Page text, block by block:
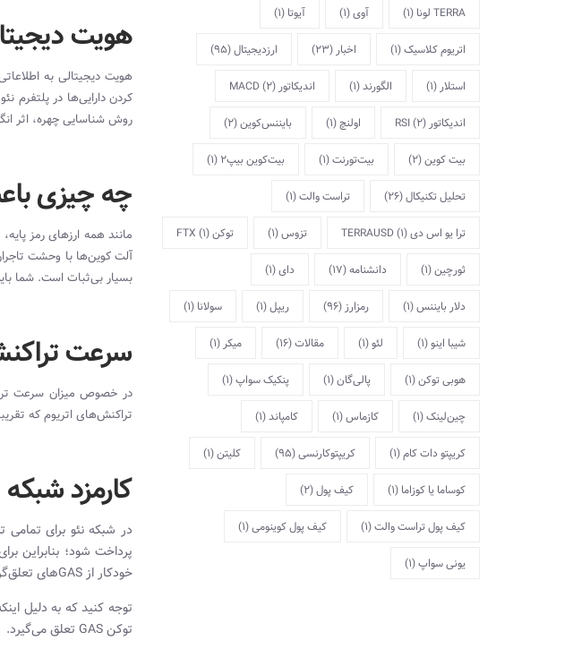
هویت
هویت دیجیتالی به
روش شناسایی چهره، اثر
چه چیزی
مانند همه ارزهای رمز
آلت کوین‌ها با وحشت
بسیار بی‌ثبات است. شما
سرعت
تراکنش‌های اتریوم که تقریباً حدود ۱۴ تراکنش بر ثانیه است
کارمزد شبکه
پرداخت شود؛ بنابراین
خودکار از GASهای تعلق‌گرفته به نئوهایی پرداخت خواهد شد.
توجه کنید که به دلیل
توکن GAS تعلق می‌گیرد.
TERRA لونا (1) آوی(1) آیوتا (1)
اتریوم کلاسیک(1) اخبار (23) ارزدیجیتال(95)
استلار (1) الگورند(1) اندیکاتور MACD (2)
اندیکاتور RSI (2) اولنچ(1) بایننس‌کوین(2)
بیت کوین(2) بیت‌تورنت(1) بیت‌کوین بیپ2 (1)
تحلیل تکنیکال(26) تراست والت(1)
ترا یو اس دی TERRAUSD(1) تزوس(1) توکن FTX(1)
ثورچین(1) دانشنامه(17) دای(1)
دلار بایننس(1) رمزارز (96) ریپل(1) سولانا (1)
شیبا اینو(1) لئو(1) مقالات(16) میکر (1)
هوبی توکن(1) پالی‌گان(1) پنکیک سواپ(1)
چین‌لینک(1) کازماس(1) کامپاند(1)
کریپتو دات کام(1) کریپتوکارنسی(95) کلیتن(1)
کوساما یا کوزاما (1) کیف پول(2)
کیف پول تراست والت(1) کیف پول کوینومی(1)
یونی سواپ(1)